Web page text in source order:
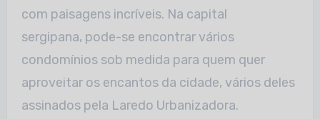
com paisagens incríveis. Na capital
sergipana, pode-se encontrar vários
condomínios sob medida para quem quer
aproveitar os encantos da cidade, vários deles
assinados pela Laredo Urbanizadora.